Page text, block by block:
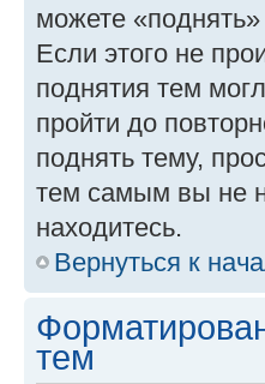
можете
Если этого не
поднятия тем
пройти до
поднять тему,
тем самым вы не
находитесь.
Вернуться к
тем